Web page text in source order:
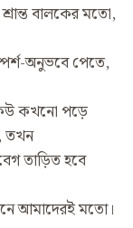
বালকের মতো,
অনুভবে পেতে,
কখনো পড়ে
তখন
তাড়িত হবে
আমাদেরই মতো।